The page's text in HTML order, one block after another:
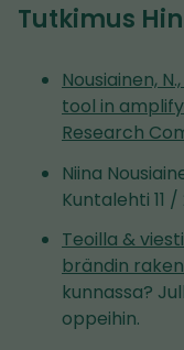
Tutkimus
Nousiainen,
tool in
Research
Niina
Kuntalehti 11 /
Teoilla &
brändin
kunnassa?
oppeihin.